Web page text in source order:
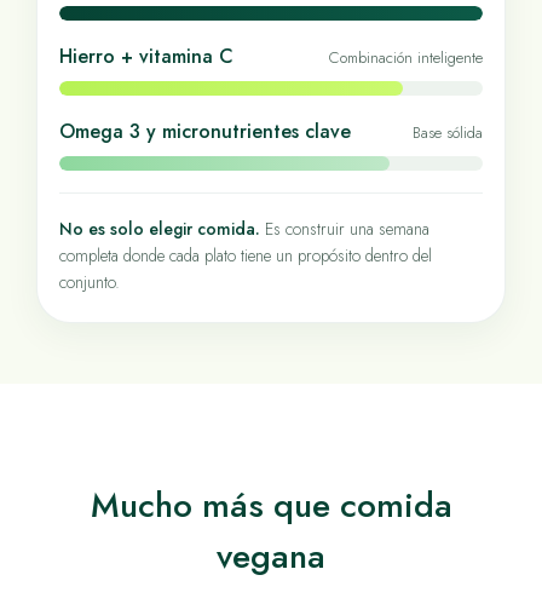
Hierro + vitamina C Combinación inteligente
Omega 3 y micronutrientes clave Base sólida
No es solo elegir comida. Es construir una semana
completa donde cada plato tiene un propósito dentro del
conjunto.
Mucho más que comida
vegana